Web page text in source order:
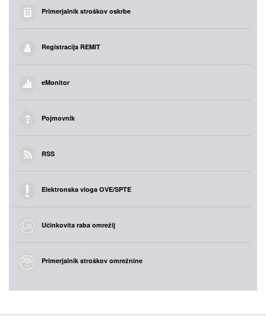
Primerjalnik stroškov oskrbe
Registracija REMIT
eMonitor
Pojmovnik
RSS
Elektronska vloga OVE/SPTE
Učinkovita raba omrežij
Primerjalnik stroškov omrežnine